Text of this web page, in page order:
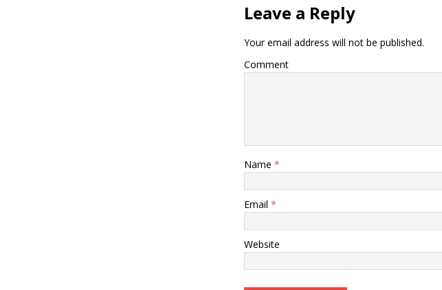
Leave a Reply
Your email address will not be published.
Comment
Name *
Email *
Website